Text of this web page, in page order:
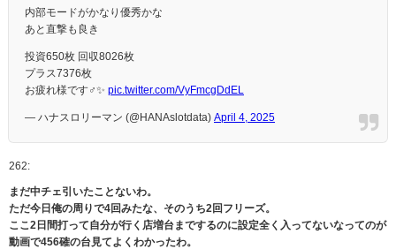
内部モードがかなり優秀かな
あと直撃も良き
投資650枚 回収8026枚
プラス7376枚
お疲れ様です‍♂️✨️ pic.twitter.com/VyFmcgDdEL
— ハナスロリーマン (@HANAslotdata) April 4, 2025
262:
まだ中チェ引いたことないわ。
ただ今日俺の周りで4回みたな、そのうち2回フリーズ。
ここ2日間打って自分が行く店増台までするのに設定全く入ってないなってのが
動画で456確の台見てよくわかったわ。